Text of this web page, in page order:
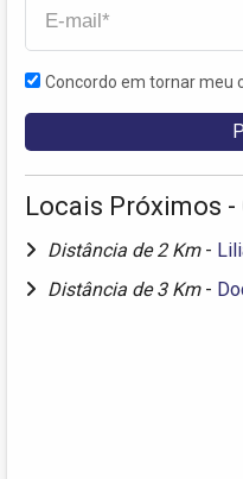
Concordo em tornar meu
Locais Próximos -
Distância de 2 Km -
Distância de 3 Km -